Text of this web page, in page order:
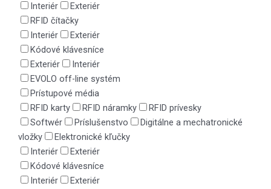
Interiér
Exteriér
RFID čítačky
Interiér
Exteriér
Kódové klávesníce
Exteriér
Interiér
EVOLO off-line systém
Prístupové média
RFID karty
RFID náramky
RFID prívesky
Softwér
Príslušenstvo
Digitálne a mechatronické
vložky
Elektronické kľučky
Interiér
Exteriér
Kódové klávesníce
Interiér
Exteriér